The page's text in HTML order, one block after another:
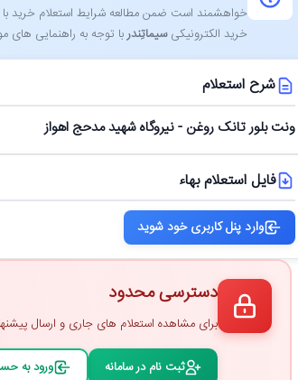
خواهشمند است ضمن مطالعه شرایط استعلام خرید با
خرید الکترونیکیسیماتِندربا توجه به راهنمایی ‌های
شرح استعلام
ونت بلور تانک روغن - نیروگاه شهید مدحج اهواز
فایل استعلام بهاء
وارد پنل کاربری خود شوید
دسترسی محدود
برای مشاهده استعلام ‌های جاری و ارسال
ثبت ‌نام در سامانه ورود به